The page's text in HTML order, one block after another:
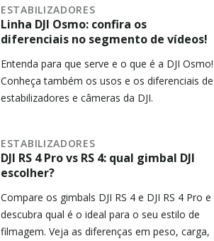
ESTABILIZADORES
Linha DJI Osmo: confira os
diferenciais no segmento de vídeos!
Entenda para que serve e o que é a DJI Osmo!
Conheça também os usos e os diferenciais de
estabilizadores e câmeras da DJI.
ESTABILIZADORES
DJI RS 4 Pro vs RS 4: qual gimbal DJI
escolher?
Compare os gimbals DJI RS 4 e DJI RS 4 Pro e
descubra qual é o ideal para o seu estilo de
filmagem. Veja as diferenças em peso, carga,